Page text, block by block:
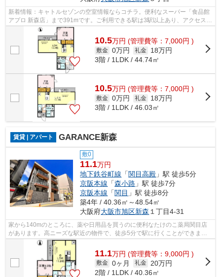
新着情報：キャトルセゾンの空室情報ならコチラ。便利なスーパー「食品館
アプロ 新森店」まで391mです。ご利用できる駅は3駅以上あり、アクセスの
良い立地です。駐車場まで400mの物件...
10.5万円 (管理費等：7,000円 )
敷金 0万円 礼金
18万円
3階 / 1LDK / 44.74㎡
10.5万円 (管理費等：7,000円 )
敷金 0万円 礼金
18万円
3階 / 1LDK / 46.03㎡
賃貸 | アパート GARANCE新森
敷0
11.1万円
地下鉄谷町線 「関目高殿 」駅 徒歩5分
京阪本線 「森小路 」駅 徒歩7分
京阪本線 「関目 」駅 徒歩8分
築4年 / 40.36㎡～48.54㎡
大阪府大阪市旭区新森 １丁目4-31
家から140mのところに、薬や日用品を買うのに便利なたけのこ薬局関目店
があります。高ニーズな駅近の物件で、徒歩5分で駅に行くことができま
す。夏場の電気代も安く抑えられる通風良好...
11.1万円 (管理費等：9,000円 )
敷金 0ヶ月 礼金
20万円
2階 / 1LDK / 40.36㎡